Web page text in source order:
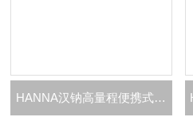
HANNA汉钠高量程便携式水质测定仪